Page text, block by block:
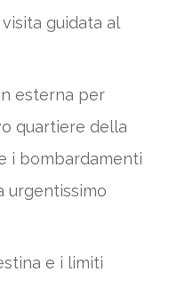
guidata al
esterna per
quartiere della
i bombardamenti
urgentissimo
e i limiti